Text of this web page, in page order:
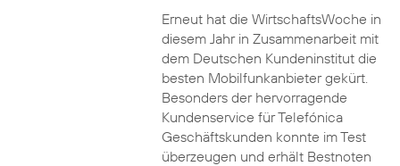
Erneut hat die WirtschaftsWoche in
diesem Jahr in Zusammenarbeit mit
dem Deutschen Kundeninstitut die
besten Mobilfunkanbieter gekürt.
Besonders der hervorragende
Kundenservice für Telefónica
Geschäftskunden konnte im Test
überzeugen und erhält Bestnoten